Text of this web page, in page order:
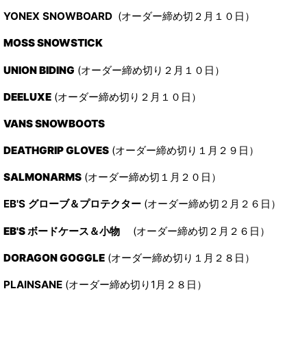
YONEX SNOWBOARD (オーダー締め切２月１０日）
MOSS SNOWSTICK
UNION BIDING (オーダー締め切り２月１０日）
DEELUXE (オーダー締め切り２月１０日）
VANS SNOWBOOTS
DEATHGRIP GLOVES (オーダー締め切り１月２９日）
SALMONARMS (オーダー締め切１月２０日）
EB'S グローブ＆プロテクター (オーダー締め切２月２６日）
EB'S ボードケース＆小物 (オーダー締め切２月２６日）
DORAGON GOGGLE (オーダー締め切り１月２８日）
PLAINSANE (オーダー締め切り1月２８日）